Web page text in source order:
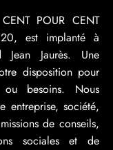
POUR CENT
est implanté à
Jean Jaurès. Une
disposition pour
besoins. Nous
entreprise, société,
de conseils,
sociales et de